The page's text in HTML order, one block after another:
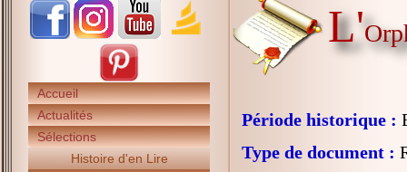
Accueil
Actualités
Sélections
Histoire d'en Lire
L'
Période historique :
Type de document :